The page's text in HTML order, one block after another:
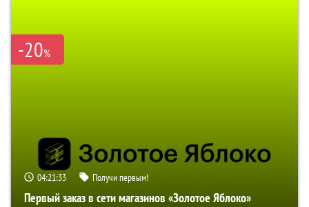
-20%
04:21:32 Получи первым!
Первый заказ в сети магазинов «Золотое Яблоко»